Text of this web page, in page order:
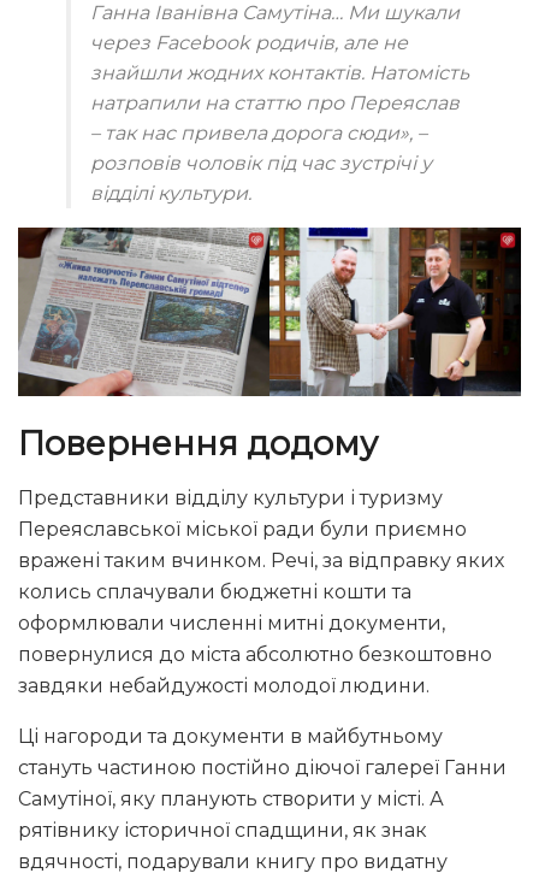
Ганна Іванівна Самутіна… Ми шукали
через Facebook родичів, але не
знайшли жодних контактів. Натомість
натрапили на статтю про Переяслав
–так нас привела дорога сюди», –
розповів чоловік під час зустрічі у
відділі культури.
Повернення додому
Представники відділу культури і туризму
Переяславської міської ради були приємно
вражені таким вчинком. Речі, за відправку яких
колись сплачували бюджетні кошти та
оформлювали численні митні документи,
повернулися до міста абсолютно безкоштовно
завдяки небайдужості молодої людини.
Ці нагороди та документи в майбутньому
стануть частиною постійно діючої галереї Ганни
Самутіної, яку планують створити у місті. А
рятівнику історичної спадщини, як знак
вдячності, подарували книгу про видатну